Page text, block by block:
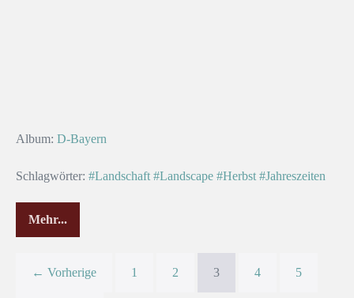
Album: D-Bayern
Schlagwörter: #Landschaft #Landscape #Herbst #Jahreszeiten
Mehr...
← Vorherige 1 2 3 4 5